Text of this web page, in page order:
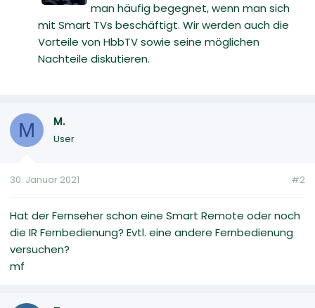
man häufig begegnet, wenn man sich
mit Smart TVs beschäftigt. Wir werden auch die
Vorteile von HbbTV sowie seine möglichen
Nachteile diskutieren.
M M.
User
30. Januar 2021 #2
Hat der Fernseher schon eine Smart Remote oder noch
die IR Fernbedienung? Evtl. eine andere Fernbedienung
versuchen?
mf